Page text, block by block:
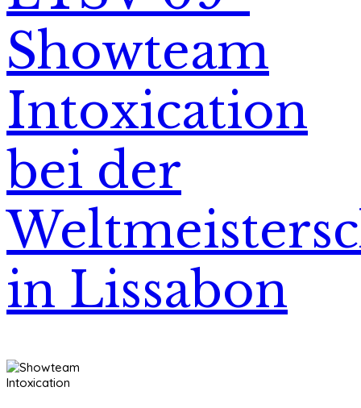
Showteam
Intoxication
bei der
in Lissabon